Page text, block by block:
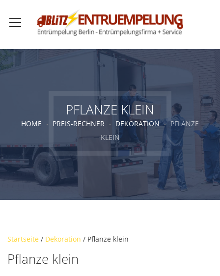
PFLANZE KLEIN
HOME PREIS-RECHNER DEKORATION
PFLANZE
KLEIN
Startseite / Dekoration / Pflanze klein
Pflanze klein